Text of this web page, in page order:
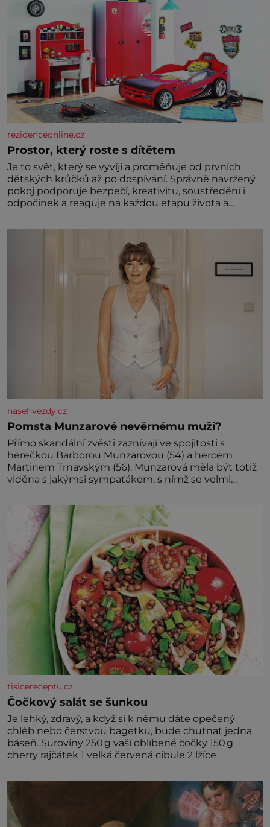
rezidenceonline.cz
Prostor, který roste s dítětem
Je to svět, který se vyvíjí a proměňuje od prvních
dětských krůčků až po dospívání. Správně navržený
pokoj podporuje bezpečí, kreativitu, soustředění i
odpočinek a reaguje na každou etapu života a
jednoduchost, měkkost a bezpečí, proto by pokoj
nasehvezdy.cz
Pomsta Munzarové nevěrnému muži?
Přímo skandální zvěsti zaznívají ve spojitosti s
herečkou Barborou Munzarovou (54) a hercem
Martinem Trnavským (56). Munzarová měla být totiž
viděna s jakýmsi sympaťákem, s nímž se velmi
tisicereceptu.cz
Čočkový salát se šunkou
Je lehký, zdravý, a když si k němu dáte opečený
chléb nebo čerstvou bagetku, bude chutnat jedna
báseň. Suroviny 250 g vaší oblíbené čočky 150 g
cherry rajčátek 1 velká červená cibule 2 lžíce